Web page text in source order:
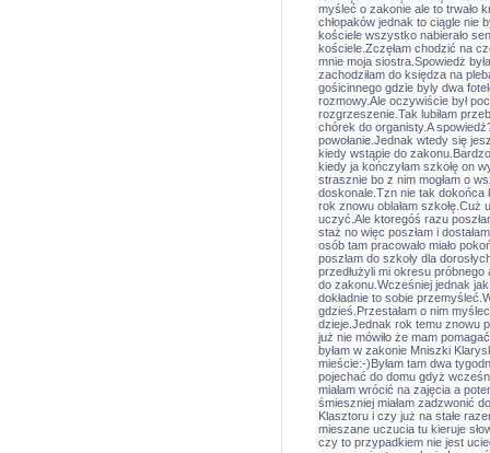
myśleć o zakonie ale to trwało
chłopaków jednak to ciągle nie
kościele wszystko nabierało
kościele.Zczęłam chodzić na
mnie moja siostra.Spowiedż
zachodziłam do księdza na
gośicinnego gdzie byly dwa
rozmowy.Ale oczywiście był
rozgrzeszenie.Tak lubiłam
chórek do organisty.A
powołanie.Jednak wtedy się
kiedy wstąpie do
kiedy ja kończyłam szkołę on
strasznie bo z nim mogłam o
doskonale.Tzn nie tak dokońca
rok znowu oblałam szkołę.Cuż
uczyć.Ale ktoregóś razu
staż no więc poszłam i
osób tam pracowało miało
poszlam do szkoły dla
przedłużyli mi okresu próbnego
do zakonu.Wcześniej jednak
dokładnie to sobie
gdzieś.Przestałam o nim
dzieje.Jednak rok temu znowu
już nie mówiło że mam
byłam w zakonie Mniszki
mieście:-)Byłam tam dwa
pojechać do domu gdyż
miałam wrócić na zajęcia a
śmieszniej miałam zadzwonić
Klasztoru i czy już na stałe
mieszane uczucia tu kieruje
czy to przypadkiem nie jest